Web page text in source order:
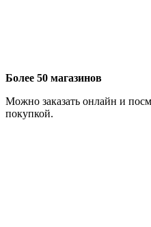
Более 50 магазинов
Можно заказать онлайн и
покупкой.